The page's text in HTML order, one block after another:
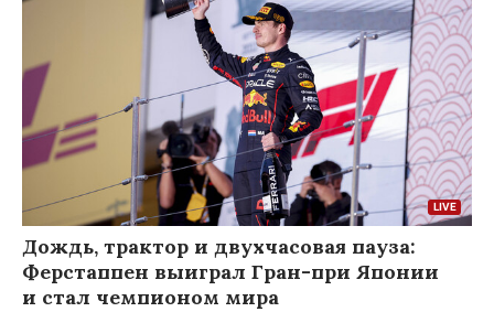
Дождь, трактор и двухчасовая пауза:
Ферстаппен выиграл Гран-при Японии
и стал чемпионом мира